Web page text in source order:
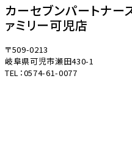
カーセブンパートナ
ァミリー可児店
〒509-0213
岐阜県可児市瀬田430-1
TEL：0574-61-0077